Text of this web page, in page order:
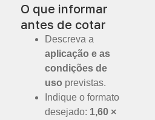
O que informar
antes de cotar
Descreva a
aplicação e as
condições de
uso previstas.
Indique o formato
desejado: 1,60 ×